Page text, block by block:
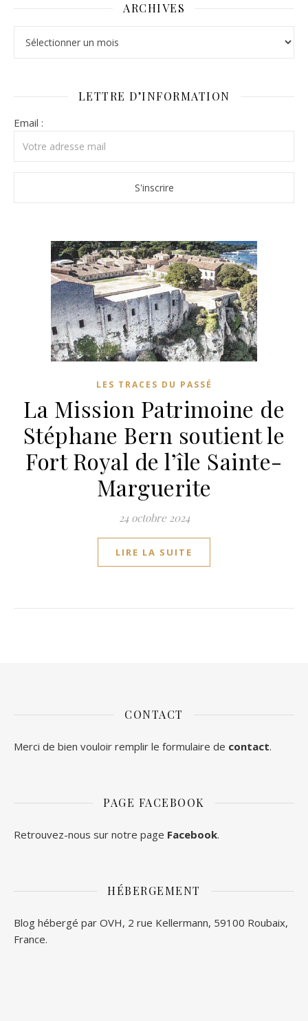
ARCHIVES
LETTRE D’INFORMATION
Email :
LES TRACES DU PASSÉ
La Mission Patrimoine de
Stéphane Bern soutient le
Fort Royal de l’île Sainte-
Marguerite
24 octobre 2024
LIRE LA SUITE
CONTACT
Merci de bien vouloir remplir le formulaire de contact.
PAGE FACEBOOK
Retrouvez-nous sur notre page Facebook.
HÉBERGEMENT
Blog hébergé par OVH, 2 rue Kellermann, 59100 Roubaix,
France.